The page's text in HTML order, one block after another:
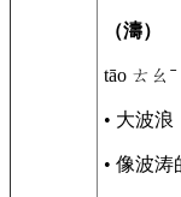
（濤）
tāo ㄊㄠˉ
• 大波浪
• 像波涛